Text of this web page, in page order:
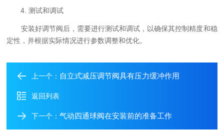
4. 测试和调试
安装好调节阀后，需要进行测试和调试，以确保其控制精度和稳
定性，并根据实际情况进行参数调整和优化。
上一个： 自立式减压调节阀具有压力缓冲作用
返回列表
下一个：气动四通球阀在安装前的准备工作